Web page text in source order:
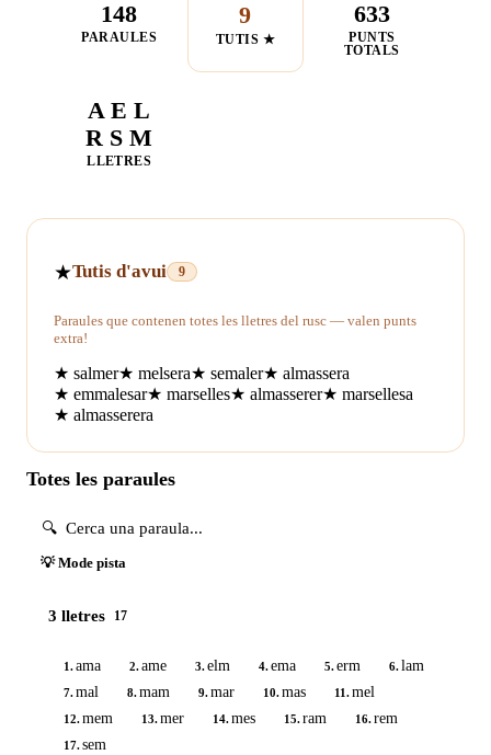
148
PARAULES
9
TUTIS ★
633
PUNTS
TOTALS
A E L
R S M
LLETRES
★Tutis d'avui 9
Paraules que contenen totes les lletres del rusc — valen punts
extra!
★ salmer★ melsera★ semaler★ almassera
★ emmalesar★ marselles★ almasserer★ marsellesa
★ almasserera
Totes les paraules
💡 Mode pista
3 lletres 17
1.ama 2.ame 3.elm 4.ema 5.erm 6.lam
7.mal 8.mam 9.mar 10.mas 11.mel
12.mem 13.mer 14.mes 15.ram 16.rem
17.sem